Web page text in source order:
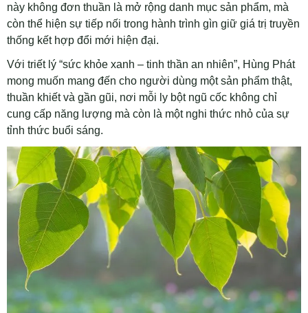
này không đơn thuần là mở rộng danh mục sản phẩm, mà
còn thể hiện sự tiếp nối trong hành trình gìn giữ giá trị truyền
thống kết hợp đổi mới hiện đại.
Với triết lý “sức khỏe xanh – tinh thần an nhiên”, Hùng Phát
mong muốn mang đến cho người dùng một sản phẩm thật,
thuần khiết và gần gũi, nơi mỗi ly bột ngũ cốc không chỉ
cung cấp năng lượng mà còn là một nghi thức nhỏ của sự
tỉnh thức buổi sáng.